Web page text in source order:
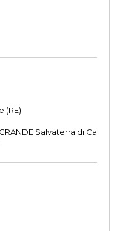
(RE)
Salvaterra di Ca